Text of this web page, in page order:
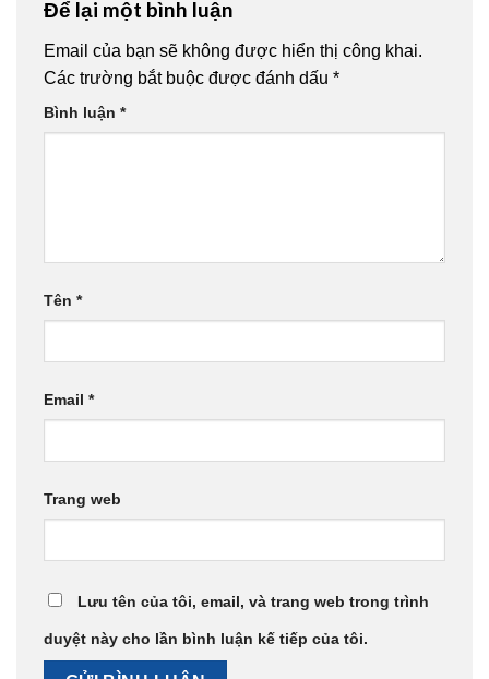
Để lại một bình luận
Email của bạn sẽ không được hiển thị công khai.
Các trường bắt buộc được đánh dấu *
Bình luận *
Tên *
Email *
Trang web
Lưu tên của tôi, email, và trang web trong trình
duyệt này cho lần bình luận kế tiếp của tôi.